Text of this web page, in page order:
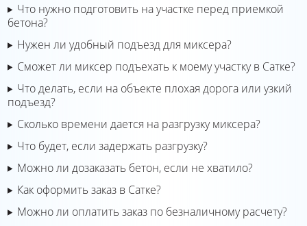
Что нужно подготовить на участке перед приемкой
бетона?
Нужен ли удобный подъезд для миксера?
Сможет ли миксер подъехать к моему участку в Сатке?
Что делать, если на объекте плохая дорога или узкий
подъезд?
Сколько времени дается на разгрузку миксера?
Что будет, если задержать разгрузку?
Можно ли дозаказать бетон, если не хватило?
Как оформить заказ в Сатке?
Можно ли оплатить заказ по безналичному расчету?